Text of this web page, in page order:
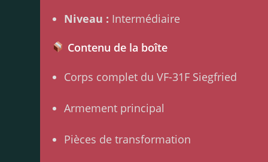
Niveau : Intermédiaire
Contenu de la boîte
Corps complet du VF-31F Siegfried
Armement principal
Pièces de transformation